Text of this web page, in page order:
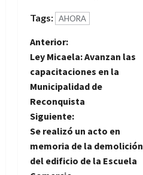
Tags: AHORA
N
a
v
e
g
Anterior:
Ley Micaela: Avanzan las
capacitaciones en la
Municipalidad de
Reconquista
Siguiente:
Se realizó un acto en
memoria de la demolición
del edificio de la Escuela